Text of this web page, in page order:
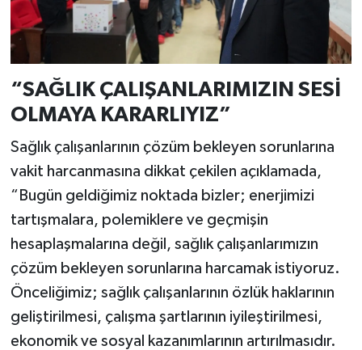
“SAĞLIK ÇALIŞANLARIMIZIN SESİ
OLMAYA KARARLIYIZ”
Sağlık çalışanlarının çözüm bekleyen sorunlarına
vakit harcanmasına dikkat çekilen açıklamada,
“Bugün geldiğimiz noktada bizler; enerjimizi
tartışmalara, polemiklere ve geçmişin
hesaplaşmalarına değil, sağlık çalışanlarımızın
çözüm bekleyen sorunlarına harcamak istiyoruz.
Önceliğimiz; sağlık çalışanlarının özlük haklarının
geliştirilmesi, çalışma şartlarının iyileştirilmesi,
ekonomik ve sosyal kazanımlarının artırılmasıdır.